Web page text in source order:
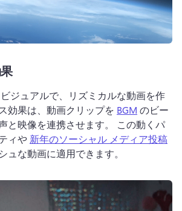
ジュアルで、リズミカルな動画を作
効果は、動画クリップを BGM のビー
と映像を連携させます。 この動くパ
ィや 新年のソーシャル メディア投稿
ュな動画に適用できます。